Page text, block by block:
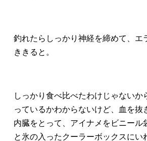
釣れたらしっかり神経を締めて、エ
ききると。
しっかり食べ比べたわけじゃないか
っているかわからないけど、血を抜
内臓をとって、アイナメをビニール
と氷の入ったクーラーボックスにい